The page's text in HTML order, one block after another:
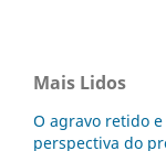
Mais Lidos
O agravo retido
perspectiva do